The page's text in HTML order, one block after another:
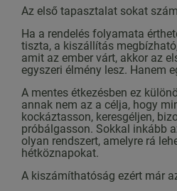
Az első tapasztalat sokat
Ha a rendelés folyamata
tiszta, a kiszállítás
amit az ember várt, akkor az
egyszeri élmény lesz. Hanem
A mentes étkezésben ez
annak nem az a célja, hogy
kockáztasson, keresgéljen,
próbálgasson. Sokkal inkább
olyan rendszert, amelyre rá
hétköznapokat.
A kiszámíthatóság ezért már